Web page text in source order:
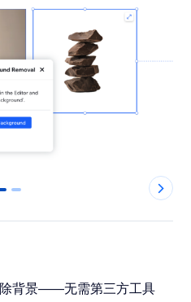
1
背景——无需第三方工具